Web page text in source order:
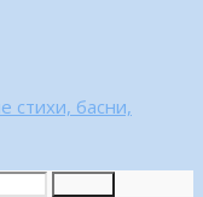
стихи, басни,